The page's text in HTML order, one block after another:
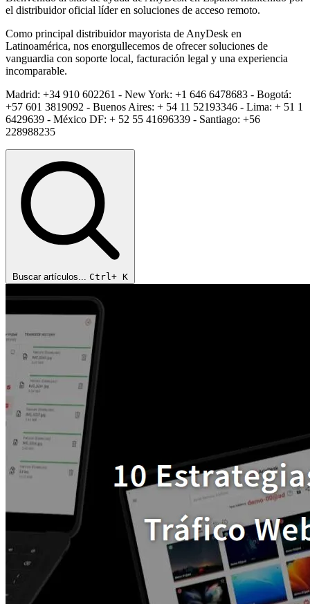
el distribuidor oficial líder en soluciones de acceso remoto.
Como principal distribuidor mayorista de AnyDesk en
Latinoamérica, nos enorgullecemos de ofrecer soluciones de
vanguardia con soporte local, facturación legal y una experiencia
incomparable.
Madrid: +34 910 602261 - New York: +1 646 6478683 - Bogotá:
+57 601 3819092 - Buenos Aires: + 54 11 52193346 - Lima: + 51 1
6429639 - México DF: + 52 55 41696339 - Santiago: +56
228988235
Buscar artículos... Ctrl+ K